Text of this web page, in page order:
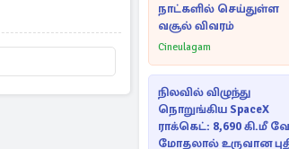
நாட்களில் செய்துள்ள
வசூல் விவரம்
Cineulagam
நிலவில் விழுந்து
நொறுங்கிய SpaceX
ராக்கெட்: 8,690 கி.மீ
மோதலால் உருவான